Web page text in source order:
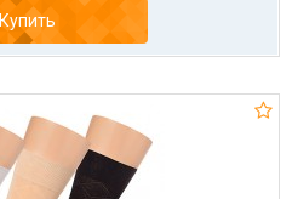
Купить